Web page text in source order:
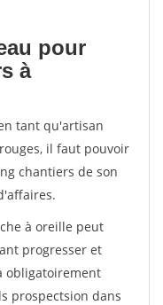
pour
à
tant qu'artisan
il faut pouvoir
chantiers de son
à oreille peut
progresser et
obligatoirement
prospectsion dans